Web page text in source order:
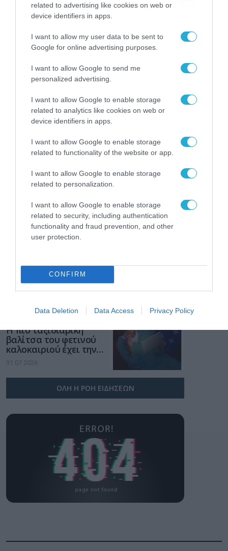
related to advertising like cookies on web or
device identifiers in apps.
I want to allow my user data to be sent to
Google for online advertising purposes.
I want to allow Google to send me
personalized advertising.
I want to allow Google to enable storage
related to analytics like cookies on web or
device identifiers in apps.
I want to allow Google to enable storage
related to functionality of the website or app.
I want to allow Google to enable storage
related to personalization.
I want to allow Google to enable storage
related to security, including authentication
functionality and fraud prevention, and other
user protection.
CONFIRM
Data Deletion Data Access Privacy Policy
ΡΟΗ ΕΙΔΗΣΕΩΝ
Το χρηματοδοτούμενο
από την ΕΕ έργο “The
Gaming Police”
ενισχύει την ασφάλεια
των παιδιών στο
διαδίκτυο
ΑΑΔΕ: Διευκρινίσεις
παραβάσεις που
αφορούν τους ΦΗΜ
31.07.2026
Σ. Καλαφάτης: «Η
Τεχνητή Νοημοσύνη
δεν είναι απλώς μια
νέα τεχνολογία, είναι
επανάσταση»
Νέος οδηγός του ΕΚΤ
για τη χρηματοδότηση
των ελληνικών
χώρο της άμυνας
Η πιο ταξιδιάρικη
βαλίτσα του φετινού
καλοκαιριού έχει την
υπογραφή της Xiaomi
31.07.2026
ΟΛΗ Η ΡΟΗ ΕΙΔΗΣΕΩΝ